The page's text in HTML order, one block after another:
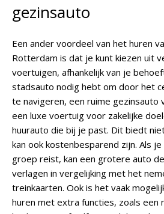
gezinsauto
Een ander voordeel van het huren
Rotterdam is dat je kunt kiezen uit
voertuigen, afhankelijk van je
stadsauto nodig hebt om door het
te navigeren, een ruime gezinsauto
een luxe voertuig voor zakelijke
huurauto die bij je past. Dit biedt
kan ook kostenbesparend zijn. Als
groep reist, kan een grotere auto
verlagen in vergelijking met het
treinkaarten. Ook is het vaak
huren met extra functies, zoals een